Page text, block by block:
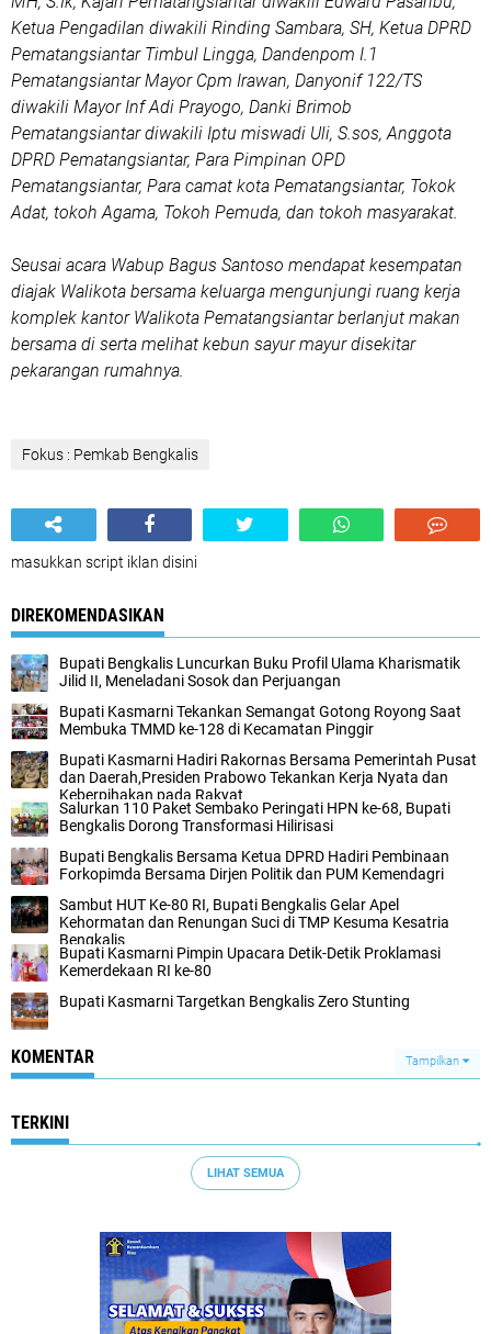
Ketua Pengadilan diwakili Rinding Sambara, SH, Ketua DPRD
Pematangsiantar Timbul Lingga, Dandenpom I.1
Pematangsiantar Mayor Cpm Irawan, Danyonif 122/TS
diwakili Mayor Inf Adi Prayogo, Danki Brimob
Pematangsiantar diwakili Iptu miswadi Uli, S.sos, Anggota
DPRD Pematangsiantar, Para Pimpinan OPD
Pematangsiantar, Para camat kota Pematangsiantar, Tokok
Adat, tokoh Agama, Tokoh Pemuda, dan tokoh masyarakat.
Seusai acara Wabup Bagus Santoso mendapat kesempatan
diajak Walikota bersama keluarga mengunjungi ruang kerja
komplek kantor Walikota Pematangsiantar berlanjut makan
bersama di serta melihat kebun sayur mayur disekitar
pekarangan rumahnya.
Fokus : Pemkab Bengkalis
masukkan script iklan disini
DIREKOMENDASIKAN
Bupati Bengkalis Luncurkan Buku Profil Ulama Kharismatik
Jilid II, Meneladani Sosok dan Perjuangan
Bupati Kasmarni Tekankan Semangat Gotong Royong Saat
Membuka TMMD ke-128 di Kecamatan Pinggir
Bupati Kasmarni Hadiri Rakornas Bersama Pemerintah Pusat
dan Daerah,Presiden Prabowo Tekankan Kerja Nyata dan
Keberpihakan pada Rakyat
Salurkan 110 Paket Sembako Peringati HPN ke-68, Bupati
Bengkalis Dorong Transformasi Hilirisasi
Bupati Bengkalis Bersama Ketua DPRD Hadiri Pembinaan
Forkopimda Bersama Dirjen Politik dan PUM Kemendagri
Sambut HUT Ke-80 RI, Bupati Bengkalis Gelar Apel
Kehormatan dan Renungan Suci di TMP Kesuma Kesatria
Bengkalis
Bupati Kasmarni Pimpin Upacara Detik-Detik Proklamasi
Kemerdekaan RI ke-80
Bupati Kasmarni Targetkan Bengkalis Zero Stunting
KOMENTAR Tampilkan
TERKINI
LIHAT SEMUA